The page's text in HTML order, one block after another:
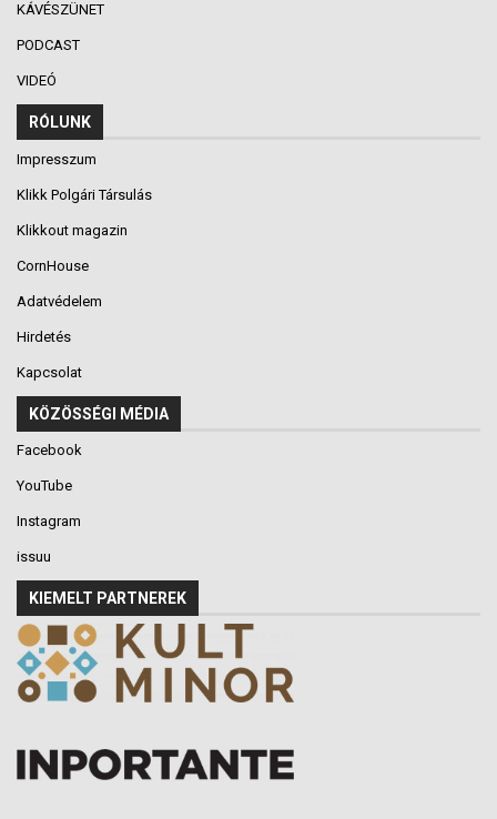
KÁVÉSZÜNET
PODCAST
VIDEÓ
RÓLUNK
Impresszum
Klikk Polgári Társulás
Klikkout magazin
CornHouse
Adatvédelem
Hirdetés
Kapcsolat
KÖZÖSSÉGI MÉDIA
Facebook
YouTube
Instagram
issuu
KIEMELT PARTNEREK